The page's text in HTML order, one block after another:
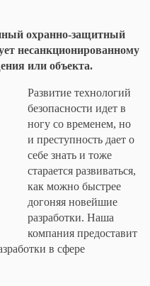
охранно-защитный
несанкционированному
или объекта.
Развитие технологий
безопасности идет в
ногу со временем, но
и преступность дает о
себе знать и тоже
старается развиваться,
как можно быстрее
догоняя новейшие
разработки. Наша
компания предоставит
в сфере